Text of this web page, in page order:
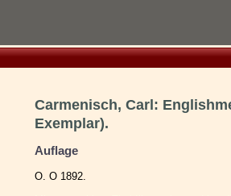
Carmenisch, Carl:
Exemplar).
Auflage
O. O 1892.